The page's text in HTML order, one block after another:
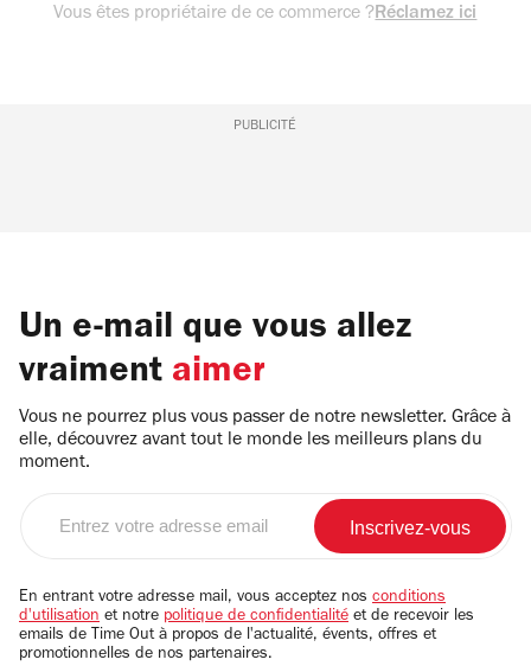
Vous êtes propriétaire de ce commerce ?Réclamez ici
PUBLICITÉ
Un e-mail que vous allez
vraiment aimer
Vous ne pourrez plus vous passer de notre newsletter. Grâce à
elle, découvrez avant tout le monde les meilleurs plans du
moment.
email
En entrant votre adresse mail, vous acceptez nos conditions
d'utilisation et notre politique de confidentialité et de recevoir les
emails de Time Out à propos de l'actualité, évents, offres et
promotionnelles de nos partenaires.